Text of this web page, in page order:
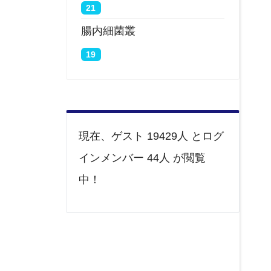
21
腸内細菌叢
19
現在、ゲスト 19429人 とログ
インメンバー 44人 が閲覧
中！